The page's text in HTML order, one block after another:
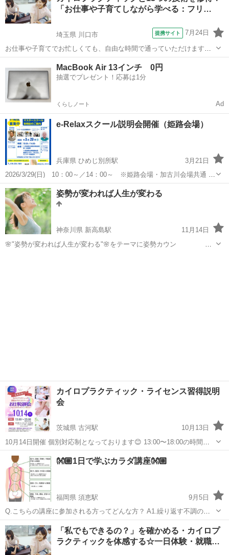
べるコ...
「お仕事や子育てしながら学べる：フリ…
埼玉県 川口市 提携サイト 7月24日
お仕事や子育てでお忙しくても、自由な時間で通っていただけます。
開業経験のある講師陣から、“本物の癒す技術”を学び、 手に職をつけ
られる技術と知識をマイペースで修得できます。 －受講できる講座－
★実技 整体 ボディケア...
MacBook Air 13インチ 0円
抽選でプレゼント！応募は1分
くらしノート Ad
e-Relaxスクール説明会開催（姫路会場）
兵庫県 ひめじ別所駅
3月21日
2026/3/29(日) 10：00～／14：00～ ※姫路会場・加古川会場共通 ※
希望者は別日に個別開催も可 当スクールではカイロプラクティックと
リンパドレナージュの両方はもちろん、どちらか一つだけ集中して学
べるコ...
兵庫 姫路市 ひめじ別所駅 カイロ
姿勢が変われば人生が変わる
神奈川県 新高島駅
11月14日
🌸"姿勢が変われば人生が変わる"🌸をテーマに姿勢カウン セ
カイロプラクティック・ライセンス習得説明
会
茨城県 古河駅
10月13日
10月14日開催 個別対応制となっております😊 13:00〜18:00の時間帯
で、 ご希望のお時間をご予約下さいませ♪ ❤︎参加費❤︎ 無料 💫当日聞け
る内容（所要時間90分程度）💫 ●カイロプラクティックって何？ ●
仕...
茨城 古河市 古河駅 カイロ カイロプラクティック
👐🏼1日で学ぶカラダ講座👐🏼
福岡県 須恵駅
9月5日
Q.こちらの講座に参加される方ってどんな方？ A1.繰り返す不調の理
由を知りたい方👀 A2.手に職を持ちたい方🖐️ A3.これからの人生、元気
でいたいあなたに🩻 ＜開催日・会場＞ 9/20(土) 志免町総合福祉施設
シーメ...
福岡 糟屋郡 須恵駅 カイロ シーメイト
「私でもできるの？」を確かめる・カイロプ
ラクティックを体感する☆一日体験・就職…